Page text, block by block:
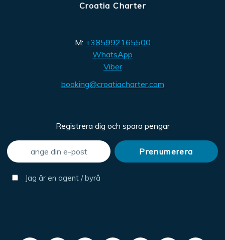
Croatia Charter
M: +385992165500
WhatsApp
Viber
booking@croatiacharter.com
Registrera dig och spara pengar
Jag är en agent / byrå